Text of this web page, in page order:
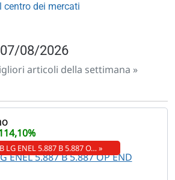
dei mercati
08/2026
articoli della settimana »
LG ENEL 5.887 B 5.887 O… »